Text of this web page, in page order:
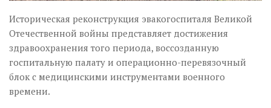
Историческая реконструкция эвакогоспиталя Великой
Отечественной войны представляет достижения
здравоохранения того периода, воссозданную
госпитальную палату и операционно-перевязочный
блок с медицинскими инструментами военного
времени.